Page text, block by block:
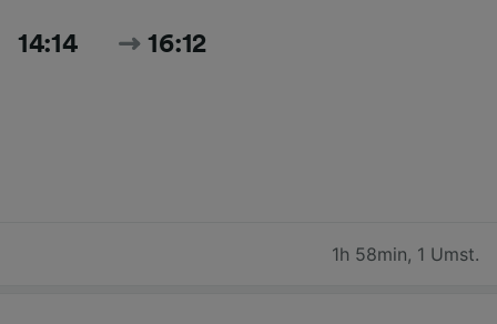
14:14 16:12
1h 58min, 1 Umst.